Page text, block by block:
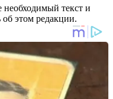
текст и
этом редакции.